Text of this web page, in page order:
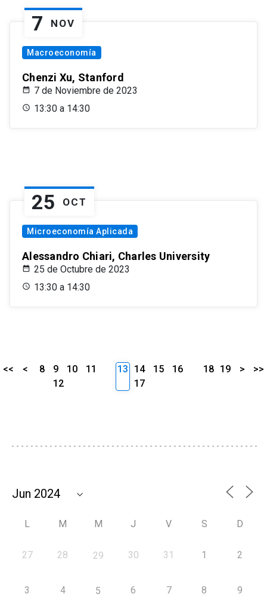
7 NOV
Macroeconomía
Chenzi Xu, Stanford
7 de Noviembre de 2023
13:30 a 14:30
25 OCT
Microeconomía Aplicada
Alessandro Chiari, Charles University
25 de Octubre de 2023
13:30 a 14:30
<< < 8 9 10
11
12
13 14 15
16
17
18 19 > >>
L M M J V S D
27 28 29 30 31 1 2
3 4 5 6 7 8 9